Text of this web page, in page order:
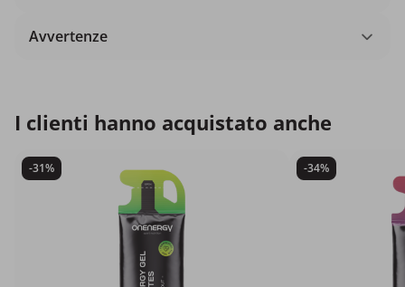
Avvertenze
I clienti hanno acquistato anche
-31% -34%